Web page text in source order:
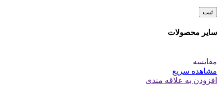
سایر محصولات
مقایسه
مشاهده سریع
افزودن به علاقه مندی